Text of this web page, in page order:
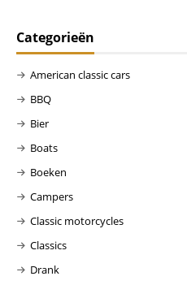
Categorieën
American classic cars
BBQ
Bier
Boats
Boeken
Campers
Classic motorcycles
Classics
Drank